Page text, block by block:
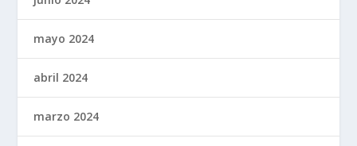
mayo 2024
abril 2024
marzo 2024